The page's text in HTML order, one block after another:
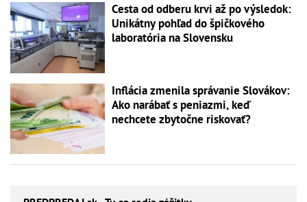
Cesta od odberu krvi až po výsledok:
Unikátny pohľad do špičkového
laboratória na Slovensku
Inflácia zmenila správanie Slovákov:
Ako narábať s peniazmi, keď
nechcete zbytočne riskovať?